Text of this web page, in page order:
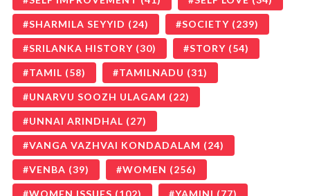
SHARMILA SEYYID (24) SOCIETY (239)
SRILANKA HISTORY (30) STORY (54)
TAMIL (58) TAMILNADU (31)
UNARVU SOOZH ULAGAM (22)
UNNAI ARINDHAL (27)
VANGA VAZHVAI KONDADALAM (24)
VENBA (39) WOMEN (256)
WOMEN ISSUES (102) YAMINI (77)